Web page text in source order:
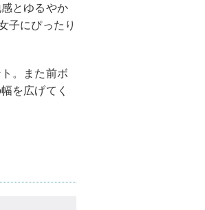
とゆるやか
子にぴったり
。また前ボ
を広げてく